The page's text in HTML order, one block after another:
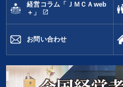
経営コラム「ＪＭＣＡweb
＋」
open_in_new
お問い合わせ